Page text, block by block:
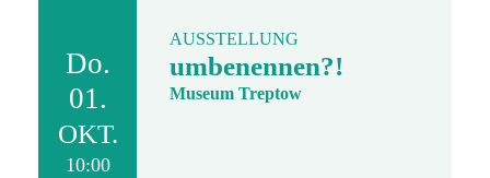
Do.
01.
OKT.
10:00
AUSSTELLUNG
umbenennen?!
Museum Treptow